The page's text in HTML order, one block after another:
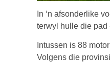
In ‘n afsonderlike
terwyl hulle die pad
Intussen is 88
Volgens die